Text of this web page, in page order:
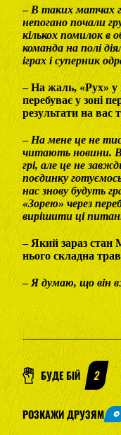
– В таких матчах
непогано почали
кількох помилок в
команда на полі
іграх і суперник
– На жаль, «Рух» у
перебуває у зоні
результати на вас
– На мене це не
читають новини.
грі, але це не
поєдинку
нас знову будуть
«Зорею» через
вирішити ці
– Який зараз стан
нього складна
– Я думаю, що він
БУДЕ БІЙ 2
РОЗКАЖИ ДРУЗЯМ